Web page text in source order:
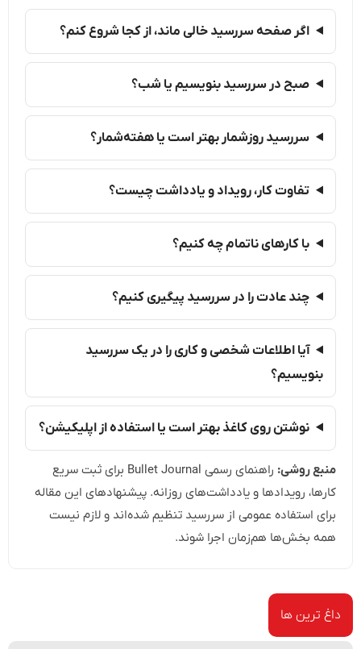
اگر صفحه سررسید خالی ماند، از کجا شروع کنم؟
صبح در سررسید بنویسیم یا شب؟
سررسید روزشمار بهتر است یا هفته‌شمار؟
تفاوت کار، رویداد و یادداشت چیست؟
با کارهای ناتمام چه کنیم؟
چند عادت را در سررسید پیگیری کنیم؟
آیا اطلاعات شخصی و کاری را در یک سررسید
بنویسیم؟
نوشتن روی کاغذ بهتر است یا استفاده از اپلیکیشن؟
منبع روشی:
راهنمای رسمی Bullet Journal برای ثبت سریع
کارها، رویدادها و یادداشت‌های روزانه. پیشنهادهای این مقاله
برای استفاده عمومی از سررسید تنظیم شده‌اند و لازم نیست
همه بخش‌ها هم‌زمان اجرا شوند.
داغ ترین ها